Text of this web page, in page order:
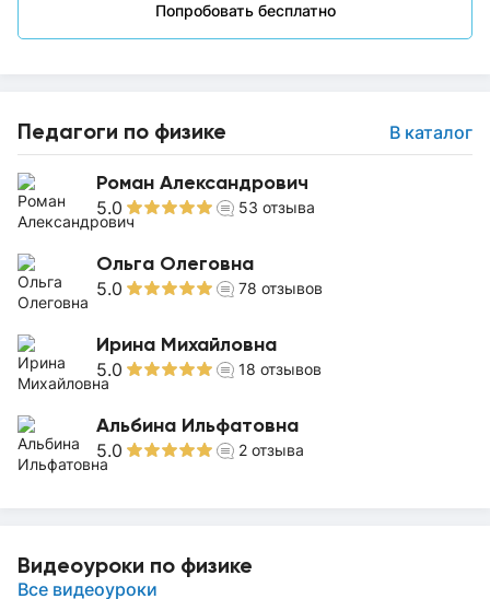
Попробовать бесплатно
Педагоги по физике В каталог
Роман Александрович
5.0 53 отзыва
Ольга Олеговна
5.0 78 отзывов
Ирина Михайловна
5.0 18 отзывов
Альбина Ильфатовна
5.0 2 отзыва
Видеоуроки по физике
Все видеоуроки